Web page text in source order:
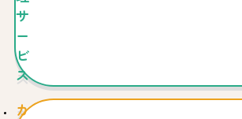
サ
ー
ビ
ス
カ